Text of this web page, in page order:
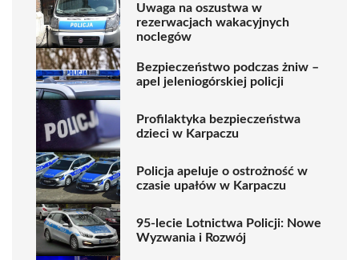
Uwaga na oszustwa w
rezerwacjach wakacyjnych
noclegów
Bezpieczeństwo podczas żniw –
apel jeleniogórskiej policji
Profilaktyka bezpieczeństwa
dzieci w Karpaczu
Policja apeluje o ostrożność w
czasie upałów w Karpaczu
95-lecie Lotnictwa Policji: Nowe
Wyzwania i Rozwój